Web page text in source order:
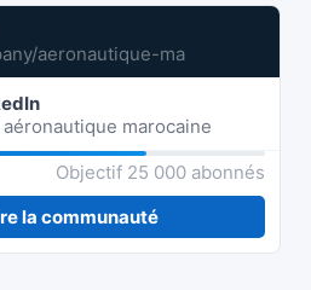
aeronautique-ma
marocaine
Objectif 25 000 abonnés
la communauté